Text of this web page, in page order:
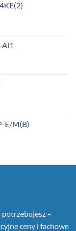
E/M(B)
potrzebujesz –
ceny i fachowe